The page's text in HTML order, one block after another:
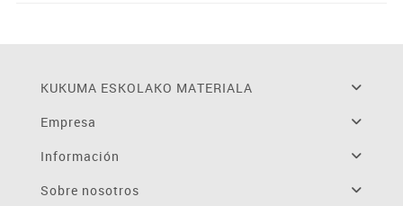
KUKUMA ESKOLAKO MATERIALA
Empresa
Información
Sobre nosotros